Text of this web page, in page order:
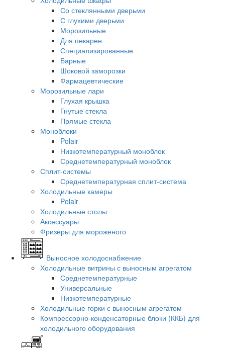
Со стеклянными дверьми
С глухими дверьми
Морозильные
Для пекарен
Специализированные
Барные
Шоковой заморозки
Фармацевтические
Морозильные лари
Глухая крышка
Гнутые стекла
Прямые стекла
Моноблоки
Polair
Низкотемпературный моноблок
Среднетемпературный моноблок
Сплит-системы
Среднетемпературная сплит-система
Холодильные камеры
Polair
Холодильные столы
Аксессуары
Фризеры для мороженого
Выносное холодоснабжение
Холодильные витрины с выносным агрегатом
Среднетемпературные
Универсальные
Низкотемпературные
Холодильные горки с выносным агрегатом
Компрессорно-конденсаторные блоки (ККБ) для
холодильного оборудования